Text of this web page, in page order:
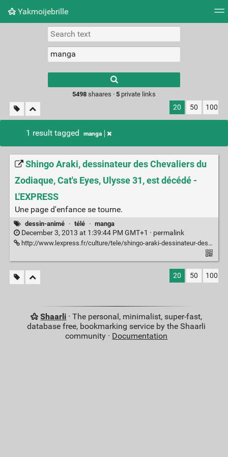
Yakmoijebrille
Picture wall
results.
5498shaares · 5private links
20 50 100
1 result tagged manga
Shingo Araki, dessinateur des Chevaliers du
Zodiaque, Cat's Eyes, Ulysse 31, est décédé -
L'EXPRESS
Une page d'enfance se tourne.
dessin-animé · télé · manga
December 3, 2013 at 1:39:44 PM GMT+1 · permalink
http://www.lexpress.fr/culture/tele/shingo-araki-dessinateur-des-chevaliers-du-zodiaque-cat-s-eyes-ulysse-31-est-decede_1057082.html
20 50 100
Shaarli · The personal, minimalist, super-fast,
database free, bookmarking service by the Shaarli
community · Documentation